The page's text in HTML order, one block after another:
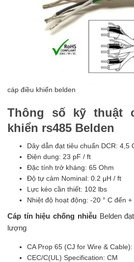
cáp điều khiển belden
Thông số kỹ thuật
khiển rs485 Belden
Dây dẫn đạt tiêu chuẩn DCR: 4,5
Điện dung: 23 pF / ft
Đặc tính trở kháng: 65 Ohm
Độ tự cảm Nominal: 0.2 μH / ft
Lực kéo cần thiết: 102 lbs
Nhiệt độ hoạt động: -20 ° C đến +
Cáp tín hiệu chống nhiễuBelden
lượng
CA Prop 65 (CJ for Wire & Cable):
CEC/C(UL) Specification: CM